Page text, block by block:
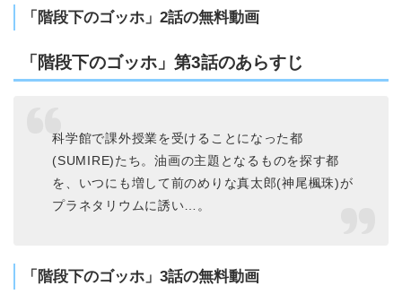
「階段下のゴッホ」2話の無料動画
「階段下のゴッホ」第3話のあらすじ
科学館で課外授業を受けることになった都
(SUMIRE)たち。油画の主題となるものを探す都
を、いつにも増して前のめりな真太郎(神尾楓珠)が
プラネタリウムに誘い…。
「階段下のゴッホ」3話の無料動画